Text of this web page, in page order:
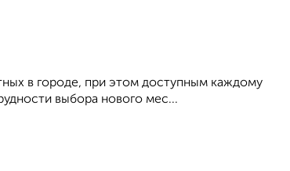
в городе, при этом доступным каждому
выбора нового мес...